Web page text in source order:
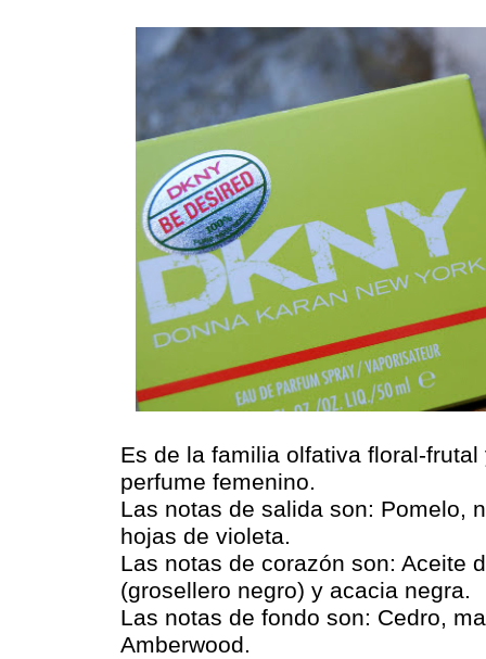
Es de la familia olfativa floral-
perfume femenino.
Las notas de salida son: Pomelo,
hojas de violeta.
Las notas de corazón son: Aceite
(grosellero negro) y acacia negra.
Las notas de fondo son: Cedro,
Amberwood.